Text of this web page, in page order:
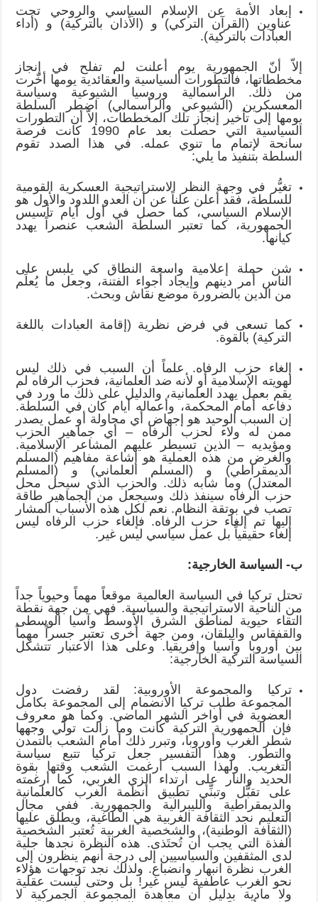
إبعاد الأمة عن الإسلام السياسي والروحي تحت
عناوين (القرآن التركي) و (الأذان بالتركية) و (أداء
العبادات بالتركية).
إلاّ أنّ الجمهورية يوم أعلنت لم تفلح في إنجاز
مخططاتها، فالتطورات السياسية والعقائدية يومها أخّرت
من ذلك. الرأسمالية وروسيا الشيوعية وسياسة
المعسكرين (الشيوعي والرأسمالي) اضطر السلطة
يومها إلى تأخير إنجاز تلك المخططات، إلاّ أن التطورات
السياسية التي حصلت بعد عام 1990 كانت فرصة
سانحة لإتمام ما تنوي عمله. في هذا الصدد تقوم
السلطة بتنفيذ ما يلي:
تغيُّر في وجهة النظر الاستراتيجية العسكرية القومية
للسلطة، فقد أعلن علناً عن أن العدو اللدود والأول هو
الإسلام السياسي، كما حصل في أول أيام تأسيس
الجمهورية، كما تعتبر السلطة الشعب عنصراً يهدد
كيانها.
شن حملة إعلامية واسعة النطاق كي يلبس على
الناس أمر دينهم وإيجاد أجواء الفتنة، وجعل ما يُعلَم
من الدين بالضرورة موضع نقاش وبحث.
كما تسعى في فرض نظرية (إقامة العبادات باللغة
التركية) بالقوة.
إلغاء حزب الرفاه. علماً أن السبب في ذلك ليس
لهويته الإسلامية أو لأنه ضد العلمانية، فحزب الرفاه لم
يقم بعمل يهدد العلمانية، والدليل على ذلك ما ورد في
دفاعه أمام المحكمة، وأعماله أيام كان في السلطة.
إن السبب الوحيد هو إجهاض أي محاولة أو عمل يصدر
ممن له ولاء لحزب الرفاه – أي جماهير الحزب
ومؤيديه – الذين تسيطر عليهم المشاعر الإسلامية.
والغرض من هذه العملية هو إشاعة مفاهيم (المسلم
الديمقراطي) و (المسلم العلماني) و (المسلم
المعتدل) وما شابه ذلك. والحزب الذي سيحل محل
حزب الرفاه سينفذ ذلك وسيجعل من الجماهير طاقة
تصب في بوتقة النظام. نعم لكل هذه الأسباب المشار
إليها تم إلغاء حزب الرفاه. فإلغاء حزب الرفاه ليس
إلغاء حقيقياً بل عمل سياسي ليس غير.
ب- السياسة الخارجية:
تحتل تركيا في السياسة العالمية موقعاً مهماً وحيوياً جداً
من الناحية الاستراتيجية والسياسية. فهي من جهة نقطة
التقاء حيوية لمناطق الشرق الأوسط وآسيا الوسطى
والقفقاس والبلقان، ومن جهة أخرى تعتبر جسراً مهماً
بين أوروبا وآسيا وإفريقيا. وعلى هذا الاعتبار تتشكل
السياسة التركية الخارجية:
تركيا والمجموعة الأوروبية: لقد رفضت دول
المجموعة طلب تركيا الانضمام إلى المجموعة بكامل
العضوية في أواخر الشهر الماضي. وكما هو معروف
فإن الجمهورية التركية كانت وما زالت تولّي وجهها
شطر الغرب وأوروبا، وتبرر ذلك أمام الشعب بالتمدن
والتطور. وهذا التفسير جعل تركيا تتبع سياسة
التغريب. ولهذا السبب أرغمت الشعب وقتها بقوة
الحديد والنار على ارتداء الزي الغربي، كما أرغمته
على تقبُّل وتبنِّي تطبيق أنظمة الغرب كالعلمانية
والديمقراطية والليبرالية والجمهورية. ففي مجال
التعليم نجد الثقافة الغربية هي الطاغية، ويطلق عليها
(الثقافة الوطنية)، والشخصية الغربية تُعتبر الشخصية
الفذة التي يجب أن تُحتَذى. هذه النظرة نجدها جلية
لدى المثقفين والسياسيين إلى درجة أنهم ينظرون إلى
الغرب نظرة انبهار وانضباع. ولذلك نجد توجهات هؤلاء
نحو الغرب عاطفية ليس غير! بل وحتى ليست عقلية
ولا مادية بدليل أن معاهدة المجموعة الجمركية لا